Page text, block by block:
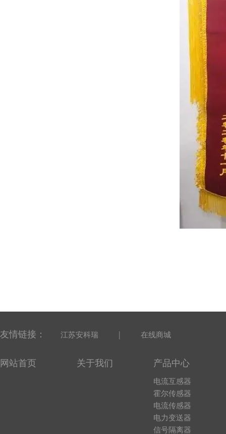
友情链接： 江苏安科瑞 | 在线商城
网站首页 关于我们 产品中心
电流互感器
霍尔传感器
电流传感器
电力变送器
信号隔离器